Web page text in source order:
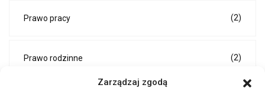
Zarządzaj zgodą
Prawo pracy (2)
Prawo rodzinne (2)